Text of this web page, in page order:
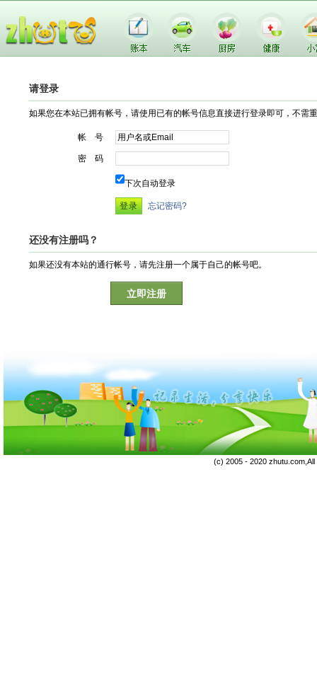
请登录
如果您在本站已拥有帐号，请使用已有的帐号信息直接进行登录即可，不需
帐 号
密 码
下次自动登录
忘记密码?
还没有注册吗？
如果还没有本站的通行帐号，请先注册一个属于自己的帐号吧。
立即注册
(c) 2005 - 2020